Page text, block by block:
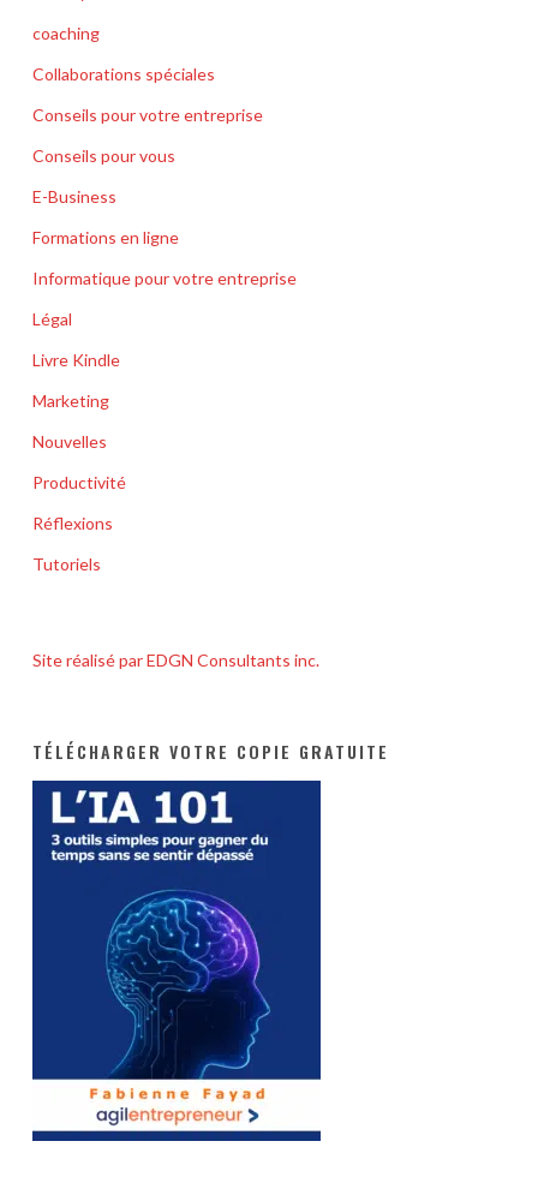
coaching
Collaborations spéciales
Conseils pour votre entreprise
Conseils pour vous
E-Business
Formations en ligne
Informatique pour votre entreprise
Légal
Livre Kindle
Marketing
Nouvelles
Productivité
Réflexions
Tutoriels
Site réalisé par EDGN Consultants inc.
TÉLÉCHARGER VOTRE COPIE GRATUITE